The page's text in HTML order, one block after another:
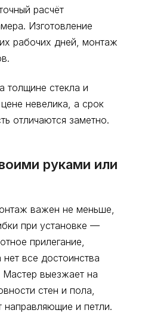
расчёт
Изготовление
рабочих дней, монтаж
толщине стекла и
невелика, а срок
отличаются заметно.
руками или
важен не меньше,
при установке —
прилегание,
все достоинства
Мастер выезжает на
стен и пола,
направляющие и петли.